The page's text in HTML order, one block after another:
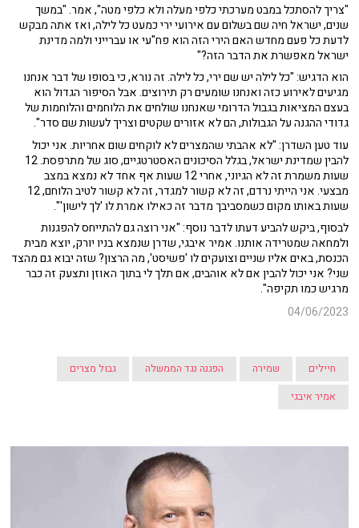
"צריך להסתכל במבט מערכתי כלפי מעלה ולא כלפי מטה", אמר. "במשך
שנים, ישראל חיה שם בשלום עם אירועי ירי כמעט כל לילה, ואז אתה מבקש
לדעת כל פעם מחדש האם הירי הזה הוא פח"עי או עברייני ולמה מדינת
ישראל מאפשרת את הדבר הזה?"
הוא הדגיש: "כל לילה יש שם ירי, כל לילה. זה נורא, כי בסופו של דבר אנחנו
מגיעים לאירוע כזה ואנחנו שומעים רק תירוצים. אבל הסיפור הגדול הוא
בעצם המציאות בגבול הדרומי שאנחנו שולחים את הלוחמים והלוחמות של
גדודי ההגנה על הגבולות, הם לא אזורים שקטים וצריך לעשות שם סדר".
עוד טען השדרן: "לא אהבתי שהמצרים לא לוקחים שום אחריות. אני יכול
להבין שמדינת ישראל, בגלל הסיכונים האסטרטגיים, סוג של מתרפסת. 12
שעות משמרת זה לא הגיוני, אחרי 12 שעות אף אחד לא נמצא במצב
מבצעי. אני הייתי נרדם, זה לא קשור למגדר, זה לא קשור לטיב הלוחם, 12
שעות באותו מקום כשמסביבך מדבר זה כאילו אמרת לו 'לך לישון'".
לבסוף, ביקש להביע דעתו לדבר נוסף: "אני רוצה גם להתייחס להפגנות
ולמחאה שמטרידה אותנו. אמיר איבגי, שדרן שנמצא בניו יורק, יוצא מבית
הכנסת, באים אליו שניים וצועקים לו 'פשיסט', מה הרצון? שזה יבוא גם מהצד
שני? אני יכול להבין אם לא אוהבים, אם תלך לי בתוך האוזן ותצעק זה כבר
מרגיש כמו תקיפה".
04/06/2023
חיילים שמירה הפגנה נגד הממשלה
גבול מצרים
אמיר איבגי